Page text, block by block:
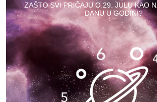
ZAŠTO SVI PRIČAJU O 29. JULU KAO
DANU U GODINI?